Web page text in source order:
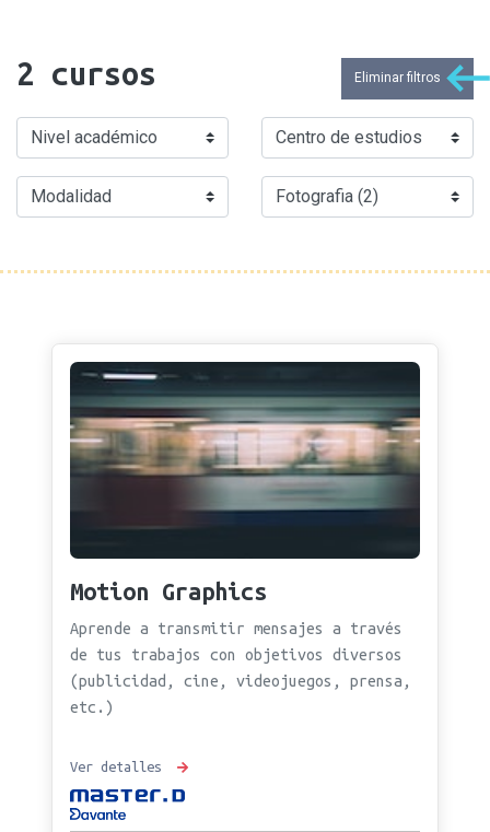
2 cursos Eliminar filtros
Motion Graphics
Aprende a transmitir mensajes a través
de tus trabajos con objetivos diversos
(publicidad, cine, videojuegos, prensa,
etc.)
Ver detalles